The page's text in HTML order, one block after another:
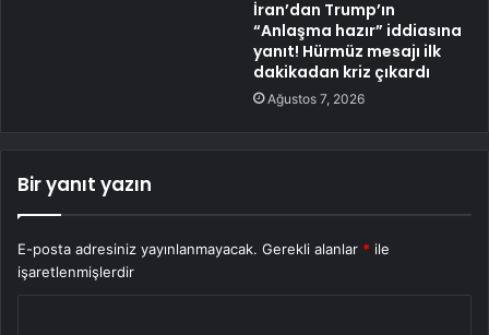
İran’dan Trump’ın
“Anlaşma hazır” iddiasına
yanıt! Hürmüz mesajı ilk
dakikadan kriz çıkardı
Ağustos 7, 2026
Bir yanıt yazın
E-posta adresiniz yayınlanmayacak. Gerekli alanlar * ile
işaretlenmişlerdir